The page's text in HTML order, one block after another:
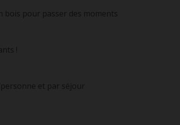
bois pour passer des moments
!
et par séjour